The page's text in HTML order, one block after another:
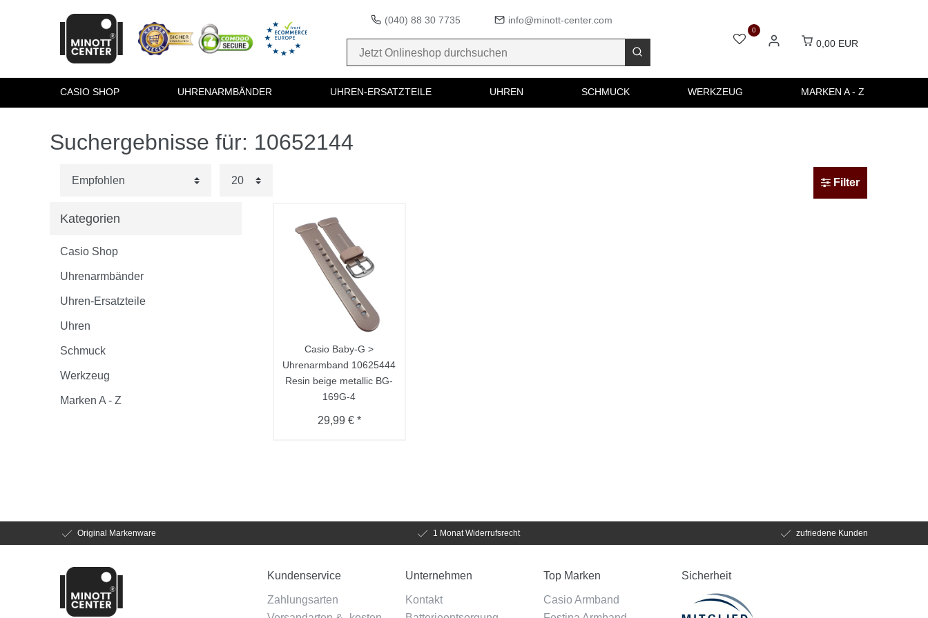
(040) 88 30 7735 info@minott-center.com
0
0,00 EUR
CASIO SHOP UHRENARMBÄNDER UHREN-ERSATZTEILE UHREN SCHMUCK WERKZEUG MARKEN A - Z
Suchergebnisse für: 10652144
Filter
Kategorien
Casio Shop
Uhrenarmbänder
Uhren-Ersatzteile
Uhren
Schmuck
Werkzeug
Marken A - Z
Casio Baby-G >
Uhrenarmband 10625444
Resin beige metallic BG-
169G-4
29,99 € *
Original Markenware 1 Monat Widerrufsrecht zufriedene Kunden
Kundenservice
Zahlungsarten
Unternehmen
Kontakt
Top Marken
Casio Armband
Sicherheit